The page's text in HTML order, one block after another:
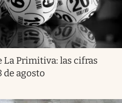
La Primitiva: las cifras
de agosto